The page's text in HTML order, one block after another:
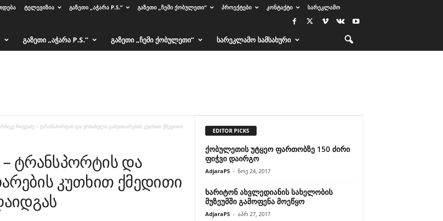
ᲢᲔᲚᲔᲕᲘᲖᲘᲐ ᲒᲐᲖᲔᲗᲘ „ᲐᲭᲐᲠᲐ P.S.“ ᲒᲐᲖᲔᲗᲘ „ᲩᲔᲛᲘ ᲥᲝᲑᲣᲚᲔᲗᲘ“ ᲞᲠᲝᲔᲥᲢᲔᲑᲘ ᲙᲝᲜᲢᲐᲥᲢᲘ ᲡᲐᲠᲔᲙᲚᲐᲛᲝ
ᲒᲐᲖᲔᲗᲘ „ᲐᲭᲐᲠᲐ P.S.“ ᲒᲐᲖᲔᲗᲘ „ᲩᲔᲛᲘ ᲥᲝᲑᲣᲚᲔᲗᲘ“ ᲡᲐᲠᲔᲙᲚᲐᲛᲝ ᲡᲐᲛᲡᲐᲮᲣᲠᲘ
რიჟვაძე – ტრანსპორტის და ურბანული განვითარების კუთხით ქმედითი
ტრანსპორტის და
კუთხით ქმედითი
EDITOR PICKS
ქობულეთის უტყეო ფართობზე 150 ძირი
ფიჭვი დაირგო
AdjaraPS - ნოე 24, 2017
ხარიტონ ახვლედიანის სახელობის
მუზეუმში გამოფენა მოეწყო
AdjaraPS - აპრ 27, 2017